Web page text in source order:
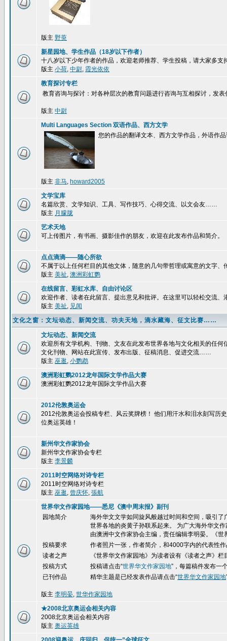
版主 野萸
新星园地、学生作品（18岁以下作者）
十八岁以下少年作者的作品，欢迎老师推荐、学生投稿，请大家多支
版主 小荷, 中尉, 霞光依依
教育探讨专栏
教育咨询与探讨：对各种层次的教育问题进行咨询与互相探讨，发
版主 中尉
Multi Languages Section 双语作品、西方文学
您的作品的翻译文本、西方文学作品，外语作
版主 非马, howard2005
文学宝库
名篇欣赏、文学知识、工具、写作技巧、心得交流、以文会友……
版主 月朦胧
艺术天地
可上传图片，有书画、摄影佳作的朋友，欢迎在此发布作品和简介。
点点滴滴——随心所欲
不属于以上任何栏目的其他文体，随意的几句带哲理或寓意的文字
版主 美祉, 澳洲彩虹鹦
在线留言、彩虹水库、自由讨论区
欢迎作者、读者在此留言、提出意见和批评。在这里可以轻松交流
版主 美祉, 见闻
文化之窗：文坛动态、新闻交流、功夫天地，滴水藏海、征文比赛……
文坛动态、新闻交流
欢迎所有文学机构、刊物、文友在此发布世界各地与文化相关的任
文化刊物、网站在此宣传、发布出版、征稿消息、促进交流……
版主 巫逖, 小鹦鹉
澳洲彩虹鹦2012龙年国际文学作品大赛
澳洲彩虹鹦2012龙年国际文学作品大赛
2012伦敦奥运会
2012伦敦奥运会投稿专栏、风云奖牌榜！ 他们用汗水和泪水刻写历
位奥运英雄！
新州华文作家协会
新州华文作家协会专栏
版主 李景麟
2011时空网络对诗专栏
2011时空网络对诗专栏
版主 巫逖, 曾庆怀, 張航
世界华文作家园地——悉尼《澳中周末报》副刊
园地简介
海外华文文学如同旋风般越过时间和空间，吸引
世界各地的炎黄子孙联系起来。 为广大海外华文
由澳洲中文作家协会主编，责任编辑李明晏。《
投稿要求
作者照片一张，作者简介，和4000字内的代表性
读者之声
《世界华文作家园地》为读者设有《读者之声》
投稿方式
投稿请点击“世界华文作家园地”，每篇稿件发布一
已刊作品
精华主题是已经发表作品请点击“世界华文作家园地
版主 李明晏, 世华作家园地
★2008北京奥运会相关内容
2008北京奥运会相关内容
版主 奥运英雄